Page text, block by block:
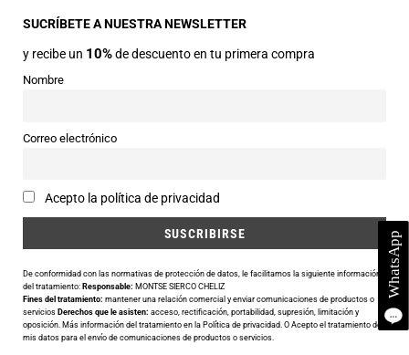
22330 Ainsa (Huesca)
Teléfonos
974 50 00 43
Horarios
Email
Utilizamos cookies para ofrecerte la mejor experiencia en nuestra
web.
Puedes aprender más sobre qué cookies utilizamos o desactivarlas
SUCRÍBETE A NUESTRA NEWSLETTER
y recibe un 10%de descuento en tu primera compra
Nombre
Correo electrónico
Acepto la política de privacidad
De conformidad con las normativas de protección de datos, le facilitamos la siguiente información
del tratamiento: Responsable: MONTSE SIERCO CHELIZ
Fines del tratamiento: mantener una relación comercial y enviar comunicaciones de productos o
servicios Derechos que le asisten: acceso, rectificación, portabilidad, supresión, limitación y
oposición. Más información del tratamiento en la Política de privacidad. O Acepto el tratamiento de
mis datos para el envío de comunicaciones de productos o servicios.